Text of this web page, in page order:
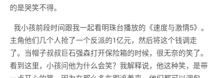
的是哭笑不得。
我小孩前段时间跟我一起看明珠台播放的《速度与激情5》。
主角他们几个人抢了一个反派的1亿元，然后将这个钱调走
了。当帽子叔叔巨石强森打开保险箱的时候，很无奈的笑了。
看到这里，小孩问他为什么会笑？我解释说，他这种笑，是带